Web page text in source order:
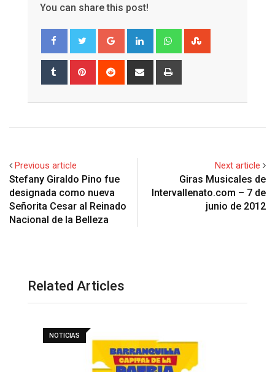
You can share this post!
Google+ LinkedIn Whatsapp
Tumblr Pinterest Reddit
Share
Previous article
Stefany Giraldo Pino fue
designada como nueva
Señorita Cesar al Reinado
Nacional de la Belleza
Next article
Giras Musicales de
Intervallenato.com – 7 de
junio de 2012
Related Articles
NOTICIAS